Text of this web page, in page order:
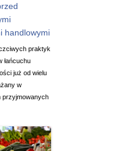
handlowymi
praktyk
łańcuchu
już od wielu
w
przyjmowanych